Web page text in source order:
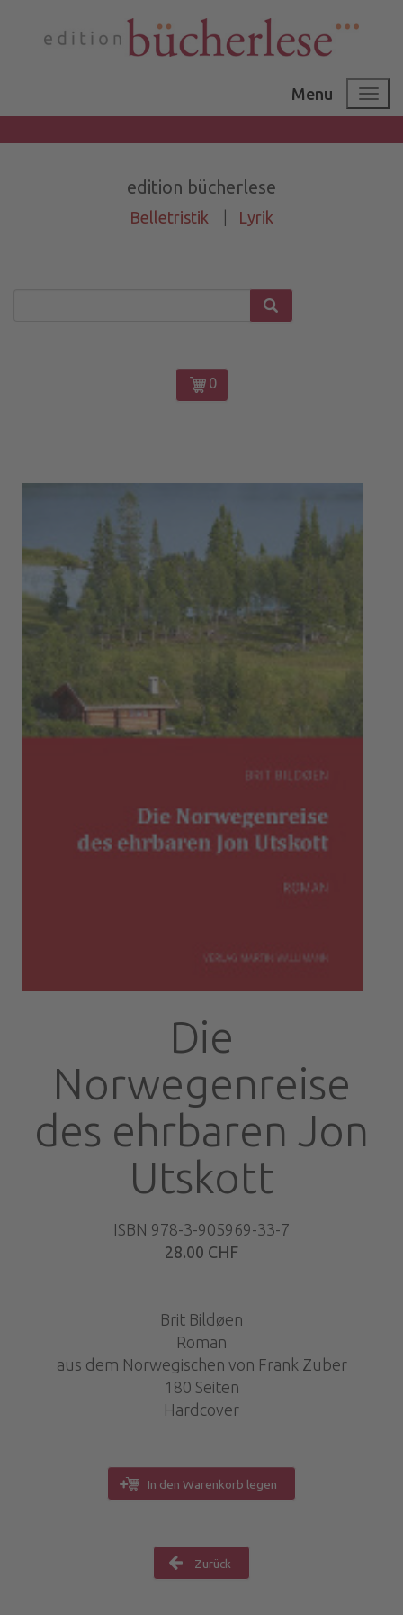
Menu
edition bücherlese
Belletristik Lyrik
0
Die
Norwegenreise
des ehrbaren Jon
Utskott
ISBN 978-3-905969-33-7
28.00 CHF
Brit Bildøen
Roman
aus dem Norwegischen von Frank Zuber
180 Seiten
Hardcover
In den Warenkorb legen
Zurück